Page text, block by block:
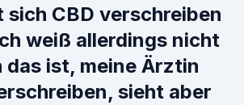
sich CBD verschreiben
weiß allerdings nicht
das ist, meine Ärztin
sieht aber